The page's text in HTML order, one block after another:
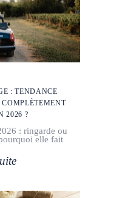
: TENDANCE
2026 ?
: ringarde ou
elle fait